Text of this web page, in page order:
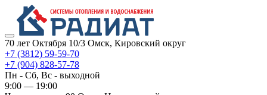
70 лет Октября 10/3 Омск, Кировский округ
+7 (3812) 59-59-70
+7 (904) 828-57-78
Пн - Сб, Вс - выходной
9:00 — 19:00